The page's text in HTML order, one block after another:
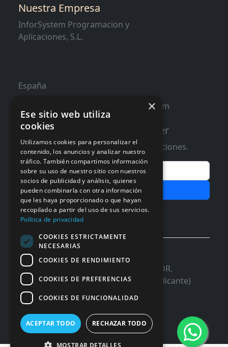
Nuestra Empresa
InforSystem Programacion y
Aplicaciones, S.L.
España
contacto@distribucioninformatica.com
Suscribete a nuestro Newsletter
Te informaremos de ofertas y promociones.
Email
Subscribir
Aceptar Politica dePrivacidad
© 2026 InforSystem Programacion y
Aplicaciones, S.L. CIF: B54337985 | C/DR.
Marañon, 17 Local 5 | 03680 - ASPE (Alicante)
×
Ese sitio web utiliza
cookies
Utilizamos cookies para personalizar el
contenido, los anuncios y analizar nuestro
tráfico. También compartimos información
sobre su uso de nuestro sitio con nuestros
socios de publicidad y análisis, quienes
pueden combinarla con otra información
que les haya proporcionado o que hayan
recopilado a partir del uso de sus servicios.
Política de privacidad
COOKIES ESTRICTAMENTE
NECESARIAS
COOKIES DE RENDIMIENTO
COOKIES DE PREFERENCIAS
COOKIES DE FUNCIONALIDAD
ACEPTAR TODO RECHAZAR TODO
MOSTRAR DETALLES